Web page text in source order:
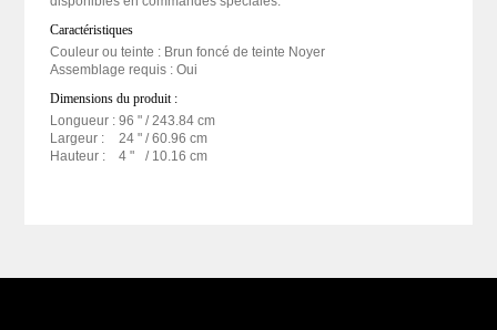
Caractéristiques
Couleur ou teinte : Brun foncé de teinte Noyer
Assemblage requis : Oui
Dimensions du produit :
Longueur : 96 "/ 243.84 cm
Largeur :
24 "/ 60.96 cm
Hauteur :
4 " / 10.16 cm